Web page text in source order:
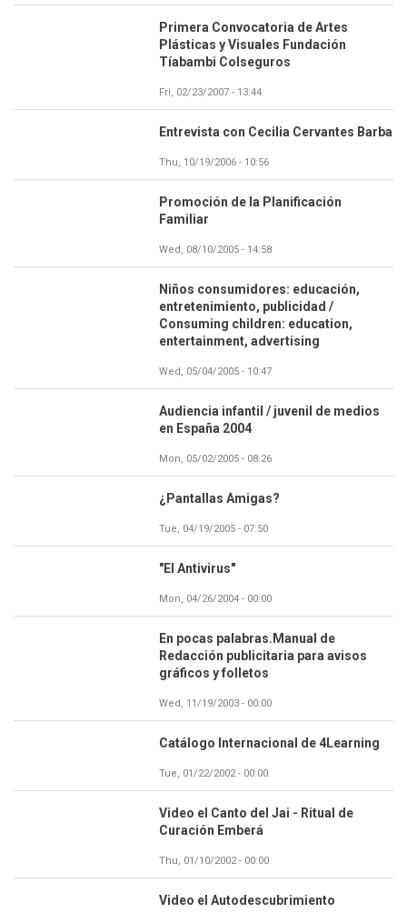
Primera Convocatoria de Artes
Plásticas y Visuales Fundación
Tíabambi Colseguros
Fri, 02/23/2007 - 13:44
Entrevista con Cecilia Cervantes Barba
Thu, 10/19/2006 - 10:56
Promoción de la Planificación
Familiar
Wed, 08/10/2005 - 14:58
Niños consumidores: educación,
entretenimiento, publicidad /
Consuming children: education,
entertainment, advertising
Wed, 05/04/2005 - 10:47
Audiencia infantil / juvenil de medios
en España 2004
Mon, 05/02/2005 - 08:26
¿Pantallas Amigas?
Tue, 04/19/2005 - 07:50
"El Antivirus"
Mon, 04/26/2004 - 00:00
En pocas palabras.Manual de
Redacción publicitaria para avisos
gráficos y folletos
Wed, 11/19/2003 - 00:00
Catálogo Internacional de 4Learning
Tue, 01/22/2002 - 00:00
Video el Canto del Jai - Ritual de
Curación Emberá
Thu, 01/10/2002 - 00:00
Video el Autodescubrimiento